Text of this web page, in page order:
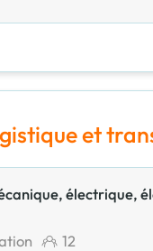
et
électrique,
12